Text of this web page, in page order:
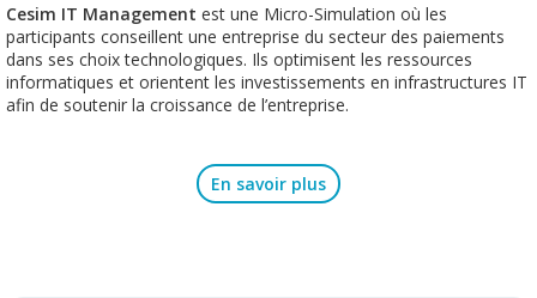
Cesim IT Management est une Micro-Simulation où les
participants conseillent une entreprise du secteur des paiements
dans ses choix technologiques. Ils optimisent les ressources
informatiques et orientent les investissements en infrastructures IT
afin de soutenir la croissance de l’entreprise.
En savoir plus